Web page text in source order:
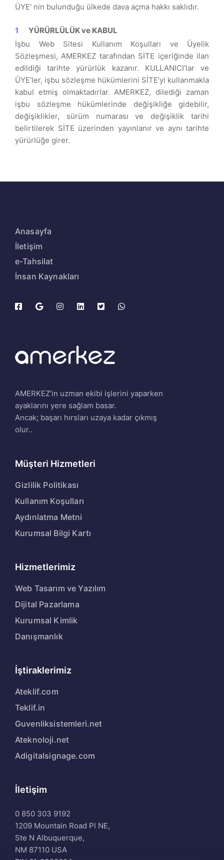
ÜYE’ nin bulunduğu ülkede dava açma hakkı saklıdır.
YÜRÜRLÜLÜK ve KABUL
İşbu Web Sitesi Kullanım Koşulları ve Üyelik
Sözleşmesi, AMERKEZ tarafından SİTE içeriğinde ilan
edildiği tarihte yürürlük kazanır. KULLANICI’lar ve
ÜYE’ler, işbu sözleşme hükümlerini SİTE’yi kullanmakla
kabul etmiş olmaktadırlar. AMERKEZ, dilediği zaman
işbu sözleşme hükümlerinde değişikliğe gidebilir,
değişiklikler, sürüm numarası ve değişiklik tarihi
belirtilerek SİTE üzerinden yayınlanır ve aynı tarihte
yürürlüğe girer.
Anasayfa
İletişim
e-Tahsilat
İnsan Kaynakları
AMERKEZ’in uzman ekibi işlerini yaparken
ayaklarını yere sağlam basar.
Ancak; başarı hırsları uzaya kadar çıkmış
olur..
Müşteri Hizmetleri
Gizlilik Politikası
Kullanım Koşulları
Aydınlatma Metni
Kurumsal Bilgi Kartı
Hizmetlerimiz
Web Tasarım ve Yazılım
Dijital Pazarlama
Kurumsal Kimlik
Danışmanlık
İştiraklerimiz
Ateklif.com
Teklif.in
Guvenliksistemleri.net
Ateknoloji.net
Adigitalsignage.com
İletişim
0 850 303 9192
1209 Mountain Road Pl NE,
Ste N Albuquerque,
NM 87110 USA